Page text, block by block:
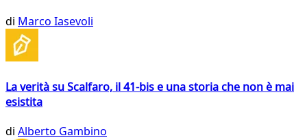
di Marco Iasevoli
La verità su Scalfaro, il 41-bis e una storia che non è mai
esistita
di Alberto Gambino